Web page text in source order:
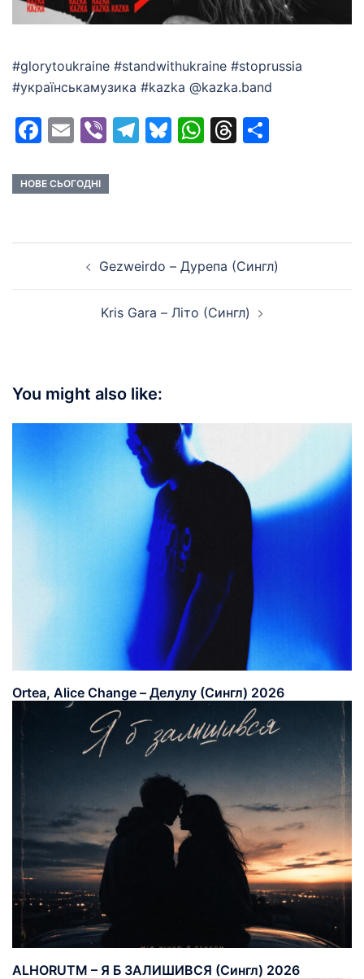
#glorytoukraine #standwithukraine #stoprussia
#українськамузика #kazka @kazka.band
Facebook
EmailViberTelegram
Bluesky
WhatsApp
Threads
НОВЕ СЬОГОДНІ
navigationGezweirdo – Дурепа (Сингл)
Kris Gara – Літо (Сингл)
You might also like:
Ortea, Alice Change – Делулу (Сингл) 2026
ALHORUTM – Я Б ЗАЛИШИВСЯ (Сингл) 2026